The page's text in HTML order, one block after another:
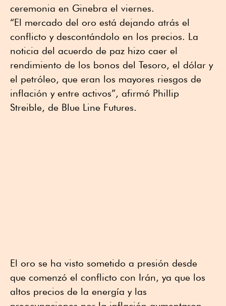
ceremonia en Ginebra el viernes.
“El mercado del oro está dejando atrás el
conflicto y descontándolo en los precios. La
noticia del acuerdo de paz hizo caer el
rendimiento de los bonos del Tesoro, el dólar y
el petróleo, que eran los mayores riesgos de
inflación y entre activos”, afirmó Phillip
Streible, de Blue Line Futures.
El oro se ha visto sometido a presión desde
que comenzó el conflicto con Irán, ya que los
altos precios de la energía y las